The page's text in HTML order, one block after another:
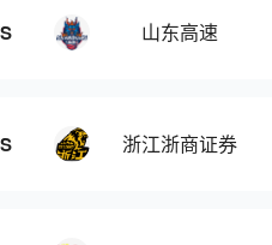
山东高速
浙江浙商证券